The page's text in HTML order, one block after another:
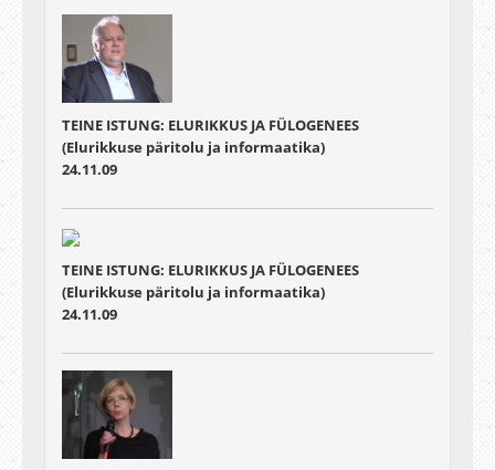
TEINE ISTUNG: ELURIKKUS JA FÜLOGENEES
(Elurikkuse päritolu ja informaatika)
24.11.09
TEINE ISTUNG: ELURIKKUS JA FÜLOGENEES
(Elurikkuse päritolu ja informaatika)
24.11.09